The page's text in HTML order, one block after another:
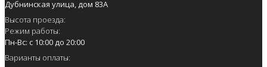
Дубнинская улица, дом 83А
Высота проезда:
Режим работы:
Пн-Вс: с 10:00 до 20:00
Варианты оплаты: